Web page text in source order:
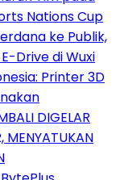
Nations Cup
ke Publik,
Drive di Wuxi
Printer 3D
DIGELAR
MENYATUKAN